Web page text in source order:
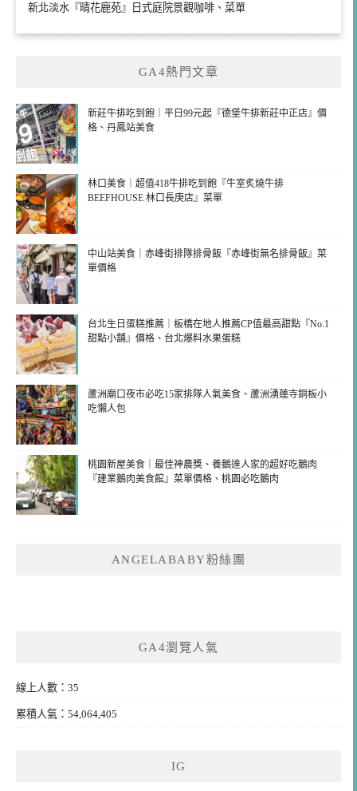
新北淡水『晴花鹿苑』日式庭院景觀咖啡、菜單
GA4熱門文章
新莊牛排吃到飽｜平日99元起『德堡牛排新莊中正店』價
格、丹鳳站美食
林口美食｜超值418牛排吃到飽『牛室炙燒牛排
BEEFHOUSE 林口長庚店』菜單
中山站美食｜赤峰街排隊排骨飯『赤峰街無名排骨飯』菜
單價格
台北生日蛋糕推薦｜板橋在地人推薦CP值最高甜點『No.1
甜點小舖』價格、台北爆料水果蛋糕
蘆洲廟口夜市必吃15家排隊人氣美食、蘆洲湧蓮寺銅板小
吃懶人包
桃園新屋美食｜最佳神農獎、養鵝達人家的超好吃鵝肉
『建業鵝肉美食館』菜單價格、桃園必吃鵝肉
ANGELABABY粉絲團
GA4瀏覽人氣
線上人數：35
累積人氣：54,064,405
IG